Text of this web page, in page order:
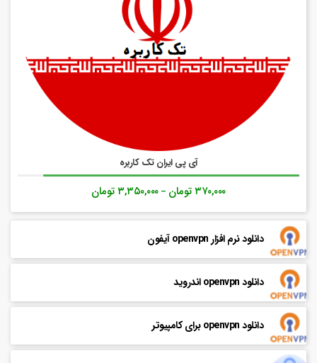
آی پی ایران تک کاربره
۳۷۰,۰۰۰تومان –۳,۳۵۰,۰۰۰تومان
دانلود نرم افزار openvpn آیفون
دانلود openvpn اندروید
دانلود openvpn برای کامپیوتر